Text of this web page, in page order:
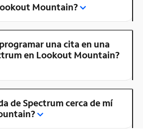
Mountain?
una cita en una
en Lookout Mountain?
de Spectrum cerca de mí